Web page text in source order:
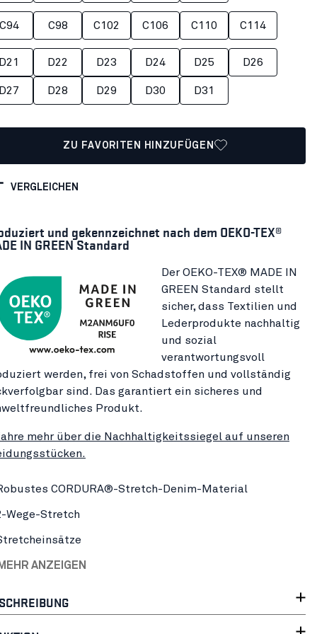
C94 C98 C102 C106 C110 C114
D21 D22 D23 D24 D25 D26
D27 D28 D29 D30 D31
ZU FAVORITEN HINZUFÜGEN
VERGLEICHEN
und gekennzeichnet nach dem OEKO-TEX®
IN GREEN Standard
Der OEKO-TEX® MADE IN
GREEN Standard stellt
sicher, dass Textilien und
Lederprodukte nachhaltig
und sozial
verantwortungsvoll
werden, frei von Schadstoffen und vollständig
sind. Das garantiert ein sicheres und
Produkt.
mehr über die Nachhaltigkeitssiegel auf unseren
CORDURA®-Stretch-Denim-Material
Wege-Stretch
ANZEIGEN